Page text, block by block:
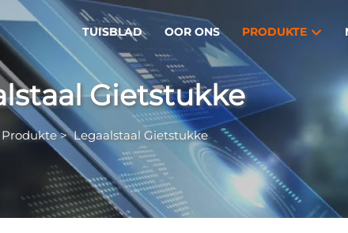
TUISBLAD OOR ONS PRODUKTE
Gietstukke
Produkte>Legaalstaal Gietstukke